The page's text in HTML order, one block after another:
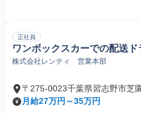
正社員
ワンボックスカーでの配送ド
株式会社レンティ 営業本部
〒275-0023千葉県習志野市芝
月給27万円～35万円